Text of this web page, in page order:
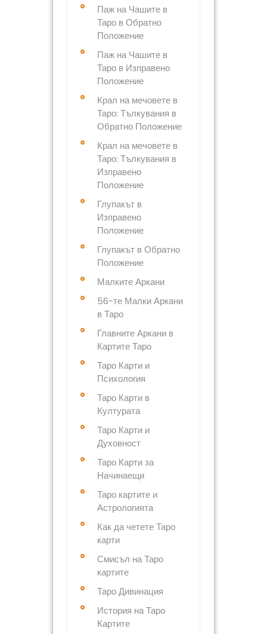
Паж на Чашите в
Таро в Обратно
Положение
Паж на Чашите в
Таро в Изправено
Положение
Крал на мечовете в
Таро: Тълкувания в
Обратно Положение
Крал на мечовете в
Таро: Тълкувания в
Изправено
Положение
Глупакът в
Изправено
Положение
Глупакът в Обратно
Положение
Малките Аркани
56-те Малки Аркани
в Таро
Главните Аркани в
Картите Таро
Таро Карти и
Психология
Таро Карти в
Културата
Таро Карти и
Духовност
Таро Карти за
Начинаещи
Таро картите и
Астрологията
Как да четете Таро
карти
Смисъл на Таро
картите
Таро Дивинация
История на Таро
Картите